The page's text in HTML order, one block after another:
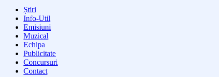
Știri
Info-Util
Emisiuni
Muzical
Echipa
Publicitate
Concursuri
Contact